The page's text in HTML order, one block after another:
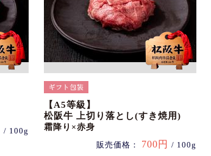
/ 100g
【A5等級】
松阪牛 上切り落とし(すき焼用)
霜降り×赤身
販売価格： 700円 / 100g